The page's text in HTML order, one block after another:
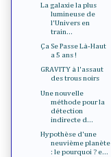
La galaxie la plus
lumineuse de
l'Univers en
train...
Ça Se Passe Là-Haut
a 5 ans !
GRAVITY à l'assaut
des trous noirs
Une nouvelle
méthode pour la
détection
indirecte d...
Hypothèse d'une
neuvième planète
: le pourquoi ? e...